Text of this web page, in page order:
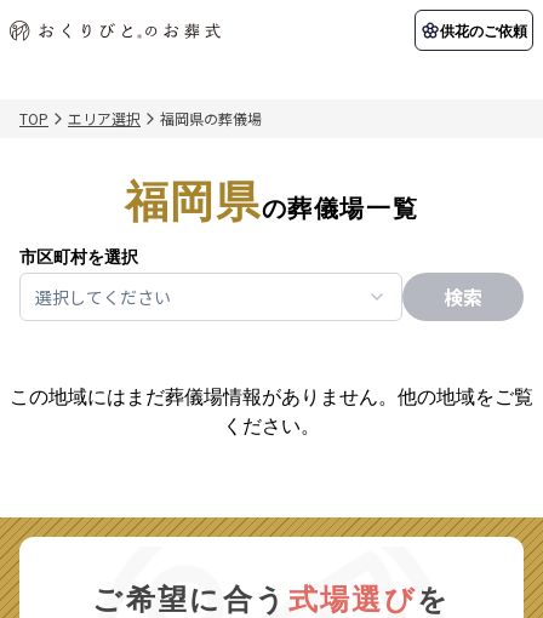
供花のご依頼
納棺の儀とは？
葬儀の流れ
アフターサポート
スタッフ一覧 採用情報
関東エリア
千葉県
札幌市 函館市
お客様の声
よくある質問
供花のご依頼
TOP エリア選択 福岡県の葬儀場
福岡県の葬儀場一覧
市区町村を選択
選択してください 検索
この地域にはまだ葬儀場情報がありません。他の地域をご覧
ください。
ご希望に合う 式場選びを